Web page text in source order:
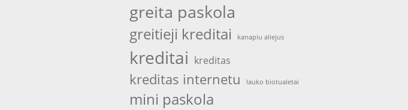
greita paskola
greitieji kreditai kanapiu aliejus
kreditai kreditas
kreditas internetu lauko biotualetai
mini paskola